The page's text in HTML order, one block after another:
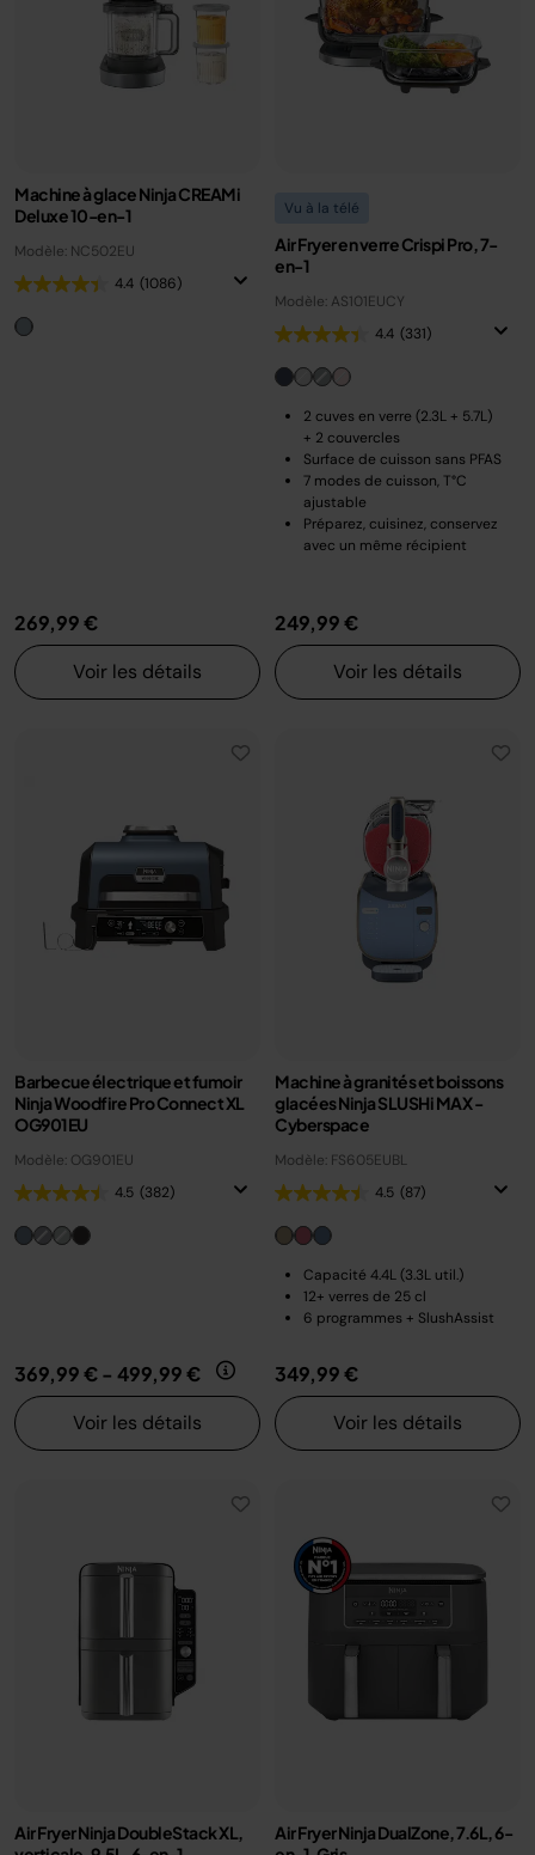
Machine à glace Ninja CREAMi
Deluxe 10-en-1
Modèle: NC502EU
4.4 (1086)
269,99 €
Voir les détails
Vu à la télé
Air Fryer en verre Crispi Pro, 7-
en-1
Modèle: AS101EUCY
4.4 (331)
2 cuves en verre (2.3L + 5.7L)
+ 2 couvercles
Surface de cuisson sans PFAS
7 modes de cuisson, T°C
ajustable
Préparez, cuisinez, conservez
avec un même récipient
249,99 €
Voir les détails
Barbecue électrique et fumoir
Ninja Woodfire Pro Connect XL
OG901EU
Modèle: OG901EU
4.5 (382)
369,99 €- 499,99 €
Voir les détails
Machine à granités et boissons
glacées Ninja SLUSHi MAX -
Cyberspace
Modèle: FS605EUBL
4.5 (87)
Capacité 4.4L (3.3L util.)
12+ verres de 25 cl
6 programmes + SlushAssist
349,99 €
Voir les détails
Air Fryer Ninja DoubleStack XL,
Air Fryer Ninja DualZone, 7.6L, 6-